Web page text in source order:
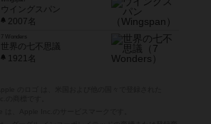
ウイングスパン
2007名
7 Wonders
世界の七不思議
1921名